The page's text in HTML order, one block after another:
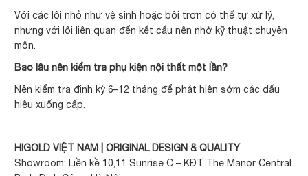
Với các lỗi nhỏ như vệ sinh hoặc bôi trơn có thể tự xử lý,
nhưng với lỗi liên quan đến kết cấu nên nhờ kỹ thuật chuyên
môn.
Bao lâu nên kiểm tra phụ kiện nội thất một lần?
Nên kiểm tra định kỳ 6–12 tháng để phát hiện sớm các dấu
hiệu xuống cấp.
HIGOLD VIỆT NAM | ORIGINAL DESIGN & QUALITY
Showroom: Liền kề 10,11 Sunrise C – KĐT The Manor Central